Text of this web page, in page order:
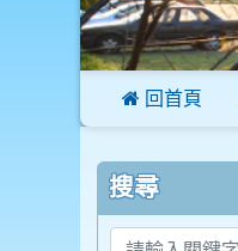
 回首頁
搜尋